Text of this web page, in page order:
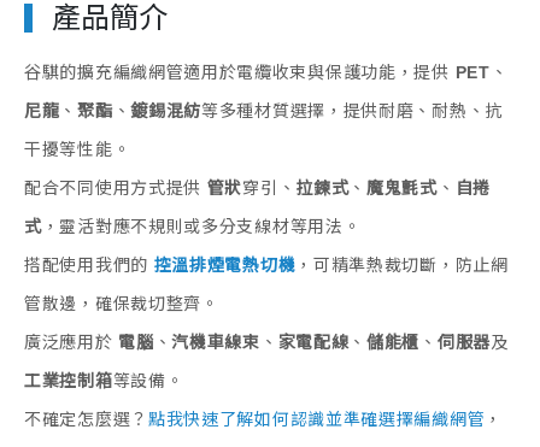
產品簡介
谷騏的擴充編織網管適用於電纜收束與保護功能，提供 PET 、
尼龍 、聚酯、鍍錫混紡等多種材質選擇，提供耐磨、耐熱、抗
干擾等性能。
配合不同使用方式提供 管狀穿引、 拉鍊式、 魔鬼氈式、 自捲
式，靈活對應不規則或多分支線材等用法。
搭配使用我們的 控溫排煙電熱切機 ，可精準熱裁切斷，防止網
管散邊，確保裁切整齊。
廣泛應用於 電腦、汽機車線束 、 家電配線 、儲能櫃 、 伺服器及
工業控制箱等設備。
不確定怎麼選？ 點我快速了解如何認識並準確選擇編織網管 ，